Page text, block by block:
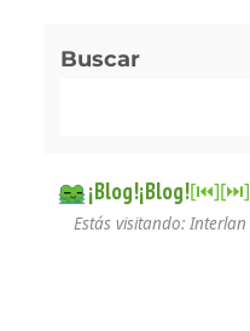
Buscar
¡Blog!¡Blog![⏮︎][⏭︎]
Estás visitando: Interlan